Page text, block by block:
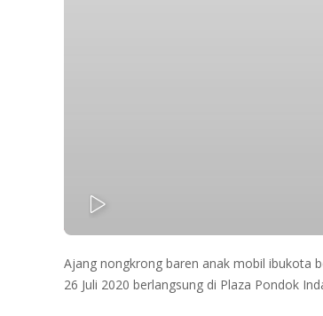
Ajang nongkrong baren anak mobil ibukota
26 Juli 2020 berlangsung di Plaza Pondok